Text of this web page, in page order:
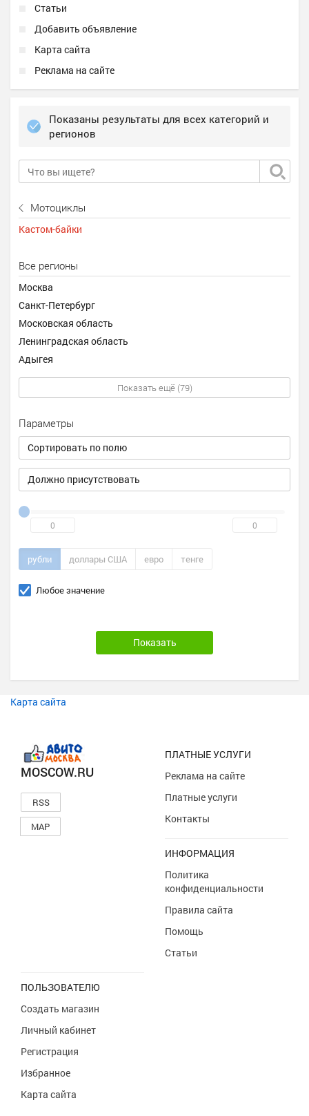
Статьи
Добавить объявление
Карта сайта
Реклама на сайте
Показаны результаты для всех категорий и
регионов
Мотоциклы
Кастом-байки
Все регионы
Москва
Санкт-Петербург
Московская область
Ленинградская область
Адыгея
Показать ещё (79)
Параметры
Сортировать по полю
Должно присутствовать
рубли доллары США евро тенге
Любое значение
Карта сайта
MOSCOW.RU
RSS
MAP
ПЛАТНЫЕ УСЛУГИ
Реклама на сайте
Платные услуги
Контакты
ИНФОРМАЦИЯ
Политика
конфиденциальности
Правила сайта
Помощь
Статьи
ПОЛЬЗОВАТЕЛЮ
Создать магазин
Личный кабинет
Регистрация
Избранное
Карта сайта